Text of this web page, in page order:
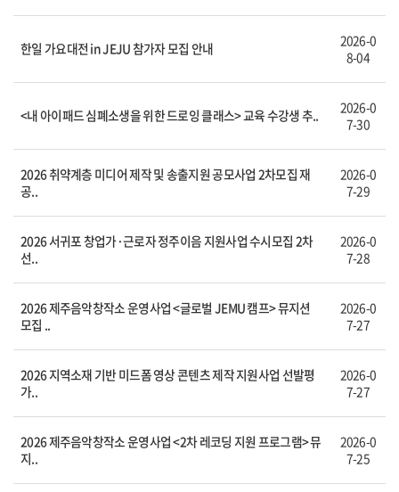
한일 가요대전 in JEJU 참가자 모집 안내
2026-0
8-04
<내 아이패드 심폐소생을 위한 드로잉 클래스> 교육 수강생 추..
2026-0
7-30
2026 취약계층 미디어 제작 및 송출지원 공모사업 2차모집 재
공..
2026-0
7-29
2026 서귀포 창업가·근로자 정주이음 지원사업 수시모집 2차
선..
2026-0
7-28
2026 제주음악창작소 운영사업 <글로벌 JEMU 캠프> 뮤지션
모집 ..
2026-0
7-27
2026 지역소재 기반 미드폼 영상 콘텐츠 제작 지원사업 선발평
가..
2026-0
7-27
2026 제주음악창작소 운영사업 <2차 레코딩 지원 프로그램> 뮤
지..
2026-0
7-25